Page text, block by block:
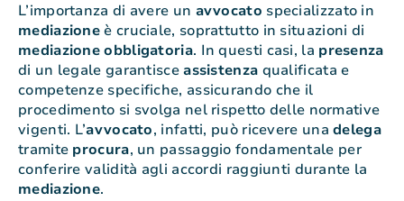
L’importanza di avere un avvocato specializzato in
mediazioneè cruciale, soprattutto in situazioni di
mediazioneobbligatoria. In questi casi, la presenza
di un legale garantisceassistenza qualificata e
competenze specifiche, assicurando che il
procedimento si svolga nel rispetto delle normative
vigenti. L’avvocato, infatti, può ricevere unadelega
tramite procura, un passaggio fondamentale per
conferire validità agli accordi raggiunti durante la
mediazione.